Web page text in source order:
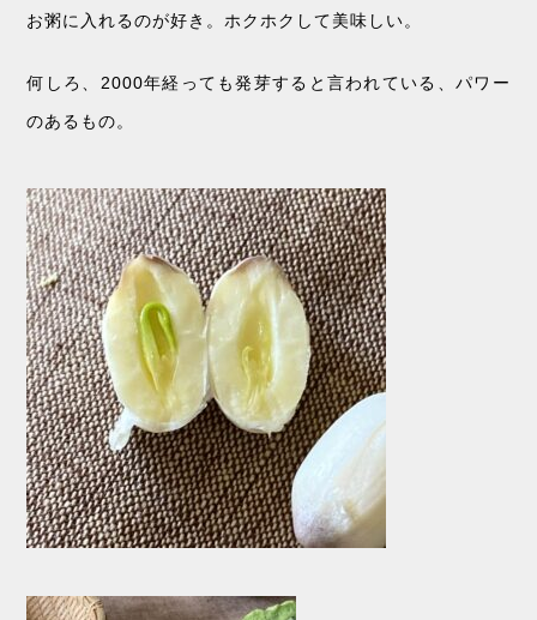
お粥に入れるのが好き。ホクホクして美味しい。
何しろ、2000年経っても発芽すると言われている、パワー
のあるもの。